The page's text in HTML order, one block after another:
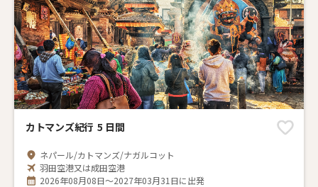
カトマンズ紀行 5 日間
ネパール/カトマンズ/ナガルコット
羽田空港又は成田空港
2026年08月08日～2027年03月31日に出発